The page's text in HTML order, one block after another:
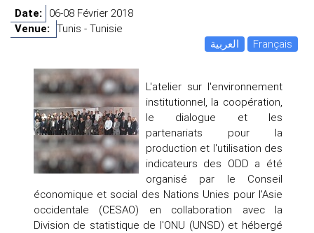
Date: 06-08 Février 2018
Venue: Tunis - Tunisie
العربية
Français
L'atelier sur l'environnement
institutionnel, la coopération,
le dialogue et les
partenariats pour la
production et l'utilisation des
indicateurs des ODD a été
organisé par le Conseil
économique et social des Nations Unies pour l'Asie
occidentale (CESAO) en collaboration avec la
Division de statistique de l'ONU (UNSD) et hébergé